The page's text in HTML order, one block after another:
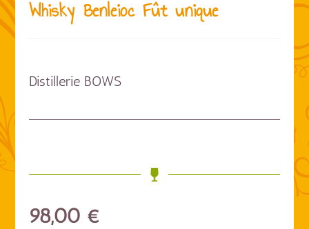
Whisky Benleioc Fût unique
Distillerie BOWS
98,00 €